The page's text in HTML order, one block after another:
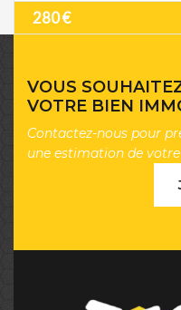
280 €
VOUS
VOTRE BIEN
Contactez-nous pour
une estimation de